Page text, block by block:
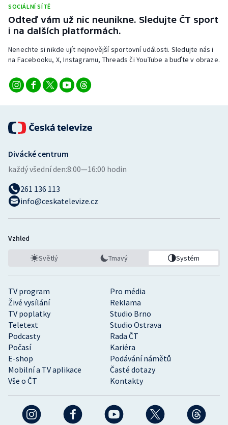
Parasport
Plavání
Plážový volejbal
Ragby
Rychlobruslení
Rychlostní kanoistika
Short track
Stolní tenis
Veslování
Vodní slalom
Volejbal
Ostatní
SOCIÁLNÍ SÍTĚ
Odteď vám už nic neunikne. Sledujte ČT sport
i na dalších platformách.
Nenechte si nikde ujít nejnovější sportovní události. Sledujte nás i
na Facebooku, X, Instagramu, Threads či YouTube a buďte v obraze.
TV program
Pro média
Živé vysílání
Reklama
TV poplatky
Studio Brno
Teletext
Studio Ostrava
Podcasty
Rada ČT
Počasí
Kariéra
E-shop
Podávání námětů
Mobilní a TV aplikace
Časté dotazy
Vše o ČT
Kontakty
Divácké centrum
každý všední den:8:00—16:00 hodin
261 136 113
info@ceskatelevize.cz
Vzhled
Světlý Tmavý Systém